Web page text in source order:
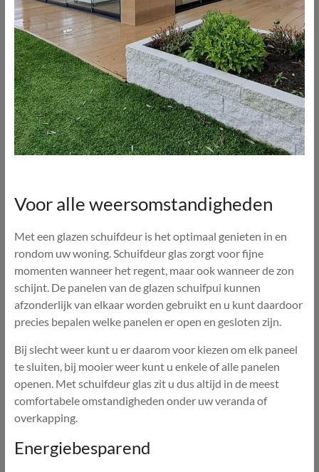
Voor alle weersomstandigheden
Met een glazen schuifdeur is het optimaal genieten in en
rondom uw woning. Schuifdeur glas zorgt voor fijne
momenten wanneer het regent, maar ook wanneer de zon
schijnt. De panelen van de glazen schuifpui kunnen
afzonderlijk van elkaar worden gebruikt en u kunt daardoor
precies bepalen welke panelen er open en gesloten zijn.
Bij slecht weer kunt u er daarom voor kiezen om elk paneel
te sluiten, bij mooier weer kunt u enkele of alle panelen
openen. Met schuifdeur glas zit u dus altijd in de meest
comfortabele omstandigheden onder uw veranda of
overkapping.
Energiebesparend